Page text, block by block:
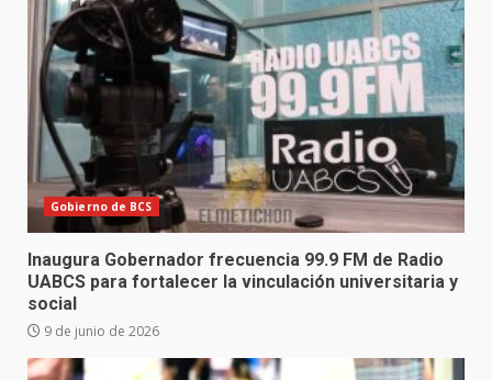
Gobierno de BCS
Inaugura Gobernador frecuencia 99.9 FM de Radio
UABCS para fortalecer la vinculación universitaria y
social
9 de junio de 2026